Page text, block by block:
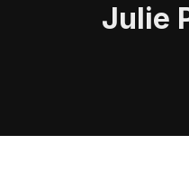
Julie